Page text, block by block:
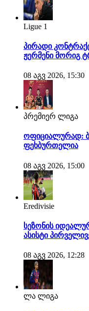
Ligue 1
პირადი
ჟერმენი მორიგ
08 აგვ 2026, 15:30
პრემიერ ლიგა
ოფიციალურად:
ფეხბურთელია
08 აგვ 2026, 15:00
Eredivisie
სეზონის
ასისტი
08 აგვ 2026, 12:28
ლა ლიგა